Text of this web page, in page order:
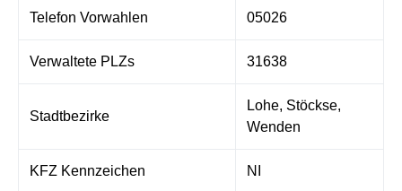
Telefon Vorwahlen 05026
Verwaltete PLZs 31638
Stadtbezirke
Lohe, Stöckse,
Wenden
KFZ Kennzeichen NI